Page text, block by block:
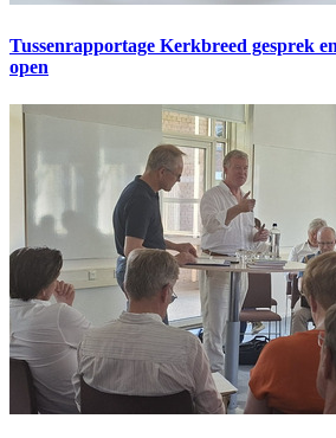
Tussenrapportage Kerkbreed gesprek
open